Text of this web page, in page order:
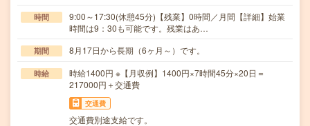
時間
9:00～17:30(休憩45分)【残業】0時間／月間【詳細】始業
時間は9：30も可能です。残業はあ…
期間 8月17日から長期（6ヶ月～）です。
時給
時給1400円 ※【月収例】1400円×7時間45分×20日＝
217000円＋交通費
交通費
交通費別途支給です。